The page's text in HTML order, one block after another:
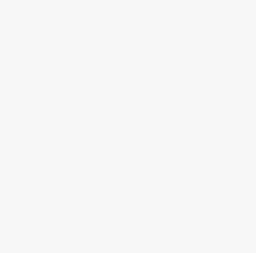
target="_blank"
auf Longevity Cities